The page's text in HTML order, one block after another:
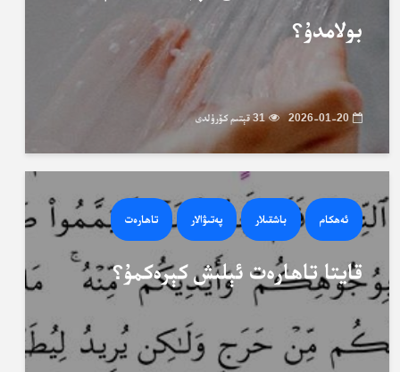
بولامدۇ؟
2026-01-20 31 قېتىم كۆرۈلدى
ئەھكام باشقىلار پەتىۋالار تاھارەت
قايتا تاھارەت ئېلىش كېرەكمۇ؟